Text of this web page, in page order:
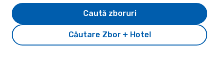
Căutare Zbor + Hotel
Caută zboruri